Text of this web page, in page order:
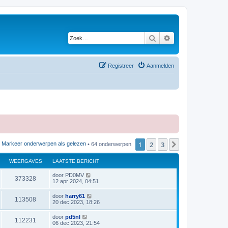
Zoek
Aanmelden
Registreer
Markeer onderwerpen als gelezen • 64 onderwerpen 1 2 3
WEERGAVES LAATSTE BERICHT
373328
e
L
a
s
t
e
b
e
door PD0MV
12 apr 2024, 04:51
113508
e
L
a
s
t
door harry61
20 dec 2023, 18:26
112231
L
a
door pd5nl
06 dec 2023, 21:54